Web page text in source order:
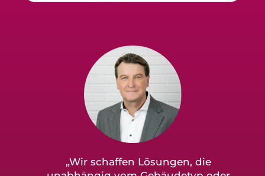
„Wir schaffen Lösungen, die